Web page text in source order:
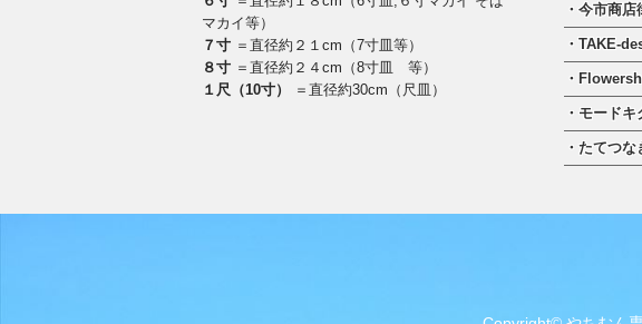
マカイ等）
７寸 ＝直径約２１cm（7寸皿等）
８寸 ＝直径約２４cm（8寸皿 等）
１尺（10寸）
＝直径約30cm（尺皿）
・今市商
・TAKE-
・
・モードキ
・たてつな